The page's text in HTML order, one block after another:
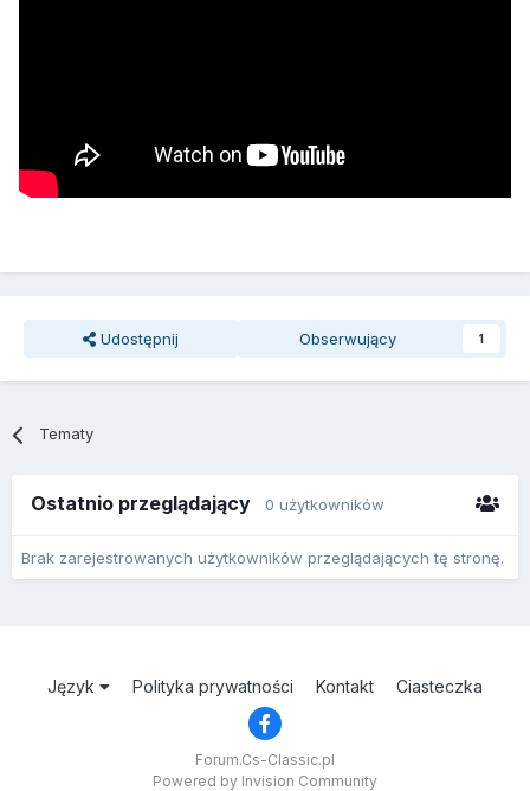
Udostępnij Obserwujący 1
Tematy
Ostatnio przeglądający 0 użytkowników
Brak zarejestrowanych użytkowników przeglądających tę stronę.
Język Polityka prywatności Kontakt Ciasteczka
Forum.Cs-Classic.pl
Powered by Invision Community